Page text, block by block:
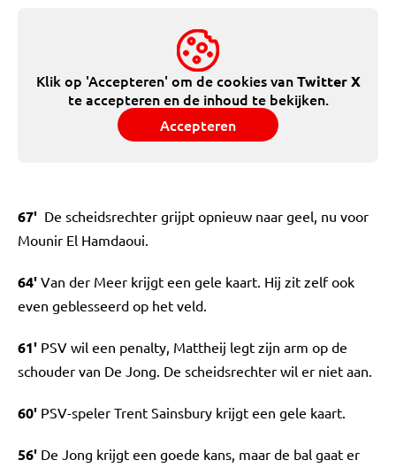
Klik op 'Accepteren' om de cookies vanTwitter X
te accepteren en de inhoud te bekijken.
Accepteren
67' De scheidsrechter grijpt opnieuw naar geel, nu voor
Mounir El Hamdaoui.
64' Van der Meer krijgt een gele kaart. Hij zit zelf ook
even geblesseerd op het veld.
61' PSV wil een penalty, Mattheij legt zijn arm op de
schouder van De Jong. De scheidsrechter wil er niet aan.
60' PSV-speler Trent Sainsbury krijgt een gele kaart.
56' De Jong krijgt een goede kans, maar de bal gaat er